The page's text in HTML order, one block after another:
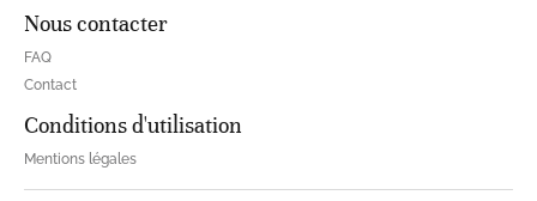
Nous contacter
FAQ
Contact
Conditions d'utilisation
Mentions légales